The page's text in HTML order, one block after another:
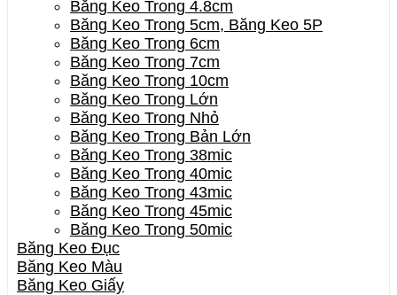
Băng Keo Trong 4.8cm
Băng Keo Trong 5cm, Băng Keo 5P
Băng Keo Trong 6cm
Băng Keo Trong 7cm
Băng Keo Trong 10cm
Băng Keo Trong Lớn
Băng Keo Trong Nhỏ
Băng Keo Trong Bản Lớn
Băng Keo Trong 38mic
Băng Keo Trong 40mic
Băng Keo Trong 43mic
Băng Keo Trong 45mic
Băng Keo Trong 50mic
Băng Keo Đục
Băng Keo Màu
Băng Keo Giấy